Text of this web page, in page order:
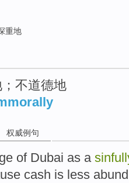
重地
不道德地
权威例句
of Dubai as a
cash is less